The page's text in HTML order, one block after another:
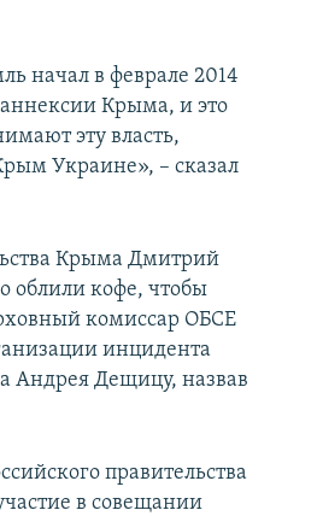
начал в феврале 2014
Крыма, и это
эту власть,
Украине», – сказал
Крыма Дмитрий
облили кофе, чтобы
комиссар ОБСЕ
инцидента
Андрея Дещицу, назвав
правительства
в совещании